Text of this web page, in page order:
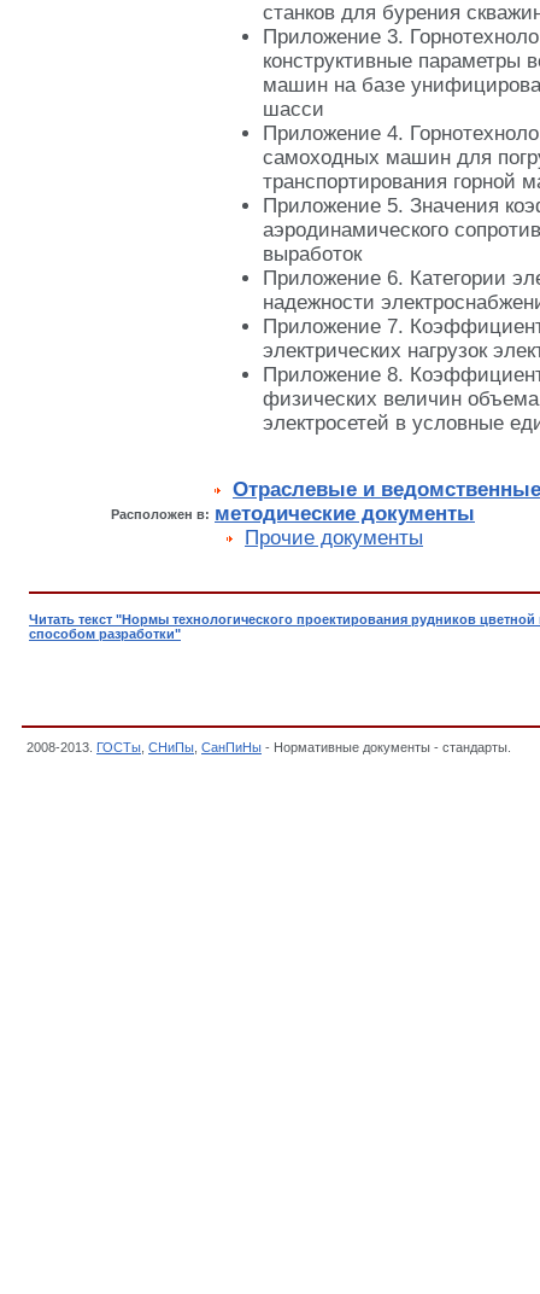
станков для бурения
Приложение 3.
конструктивные параметры
машин на базе
шасси
Приложение 4.
самоходных машин для
транспортирования горной
Приложение 5. Значения
аэродинамического
выработок
Приложение 6. Категории
надежности
Приложение 7.
электрических нагрузок
Приложение 8.
физических величин
электросетей в условные
Расположен в:
Отраслевые и
методические документы
Прочие документы
Читать текст "Нормы технологического проектирования рудников
способом разработки"
2008-2013. ГОСТы СНиПы СанПиНы - Нормативные документы - стандарты.